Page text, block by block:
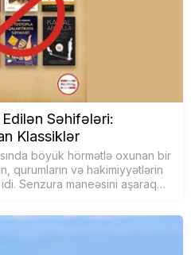
Səhifələri:
Klassiklər
böyük hörmətlə oxunan bir
qurumların və hakimiyyətlərin
Senzura maneəsini aşaraq